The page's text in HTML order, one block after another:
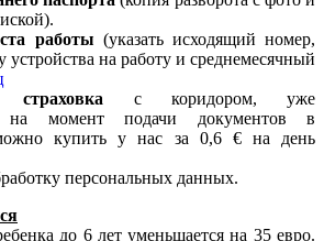
работы (указать исходящий номер,
устройства на работу и среднемесячный
страховка с коридором, уже
на момент подачи документов в
купить у нас за 0,6 € на день
персональных данных.
до 6 лет уменьшается на 35 евро.